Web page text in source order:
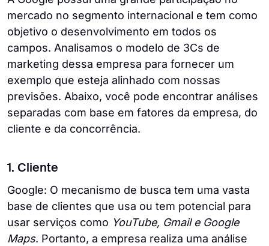
mercado no segmento internacional e tem como
objetivo o desenvolvimento em todos os
campos. Analisamos o modelo de 3Cs de
marketing dessa empresa para fornecer um
exemplo que esteja alinhado com nossas
previsões. Abaixo, você pode encontrar análises
separadas com base em fatores da empresa, do
cliente e da concorrência.
1. Cliente
Google: O mecanismo de busca tem uma vasta
base de clientes que usa ou tem potencial para
usar serviços como YouTube, Gmail e Google
Maps. Portanto, a empresa realiza uma análise